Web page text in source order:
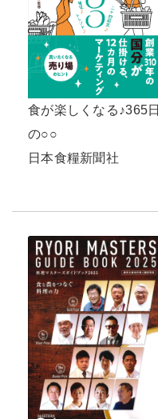
食が楽しくなる♪365日
の○○
日本食糧新聞社